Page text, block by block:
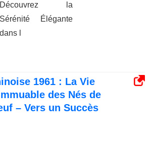
Découvrez la
Sérénité Élégante
dans l
1961 : La Vie
des Nés de
– Vers un Succès